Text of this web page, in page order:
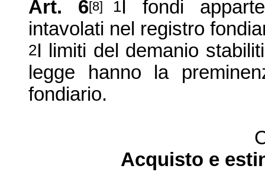
Art. 6[8] 1I fondi
intavolati nel registro
2I limiti del demanio
legge hanno la
fondiario.
Acquisto e